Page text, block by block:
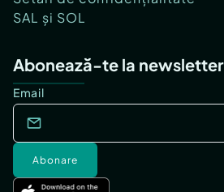
SAL și SOL
Abonează-te la newsletter
Email
Abonare